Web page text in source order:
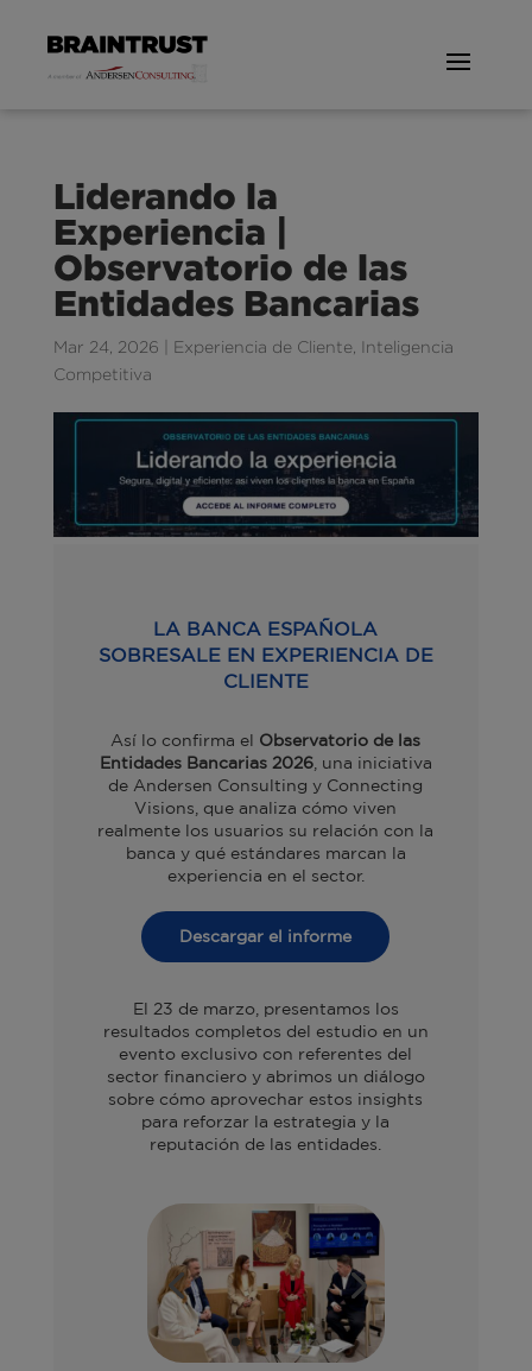
Liderando la
Experiencia |
Observatorio de las
Entidades Bancarias
Mar 24, 2026 Experiencia de Cliente, Inteligencia
Competitiva
LA BANCA ESPAÑOLA
SOBRESALE EN EXPERIENCIA DE
CLIENTE
Así lo confirma el Observatorio de las
Entidades Bancarias 2026, una iniciativa
de Andersen Consulting y Connecting
Visions, que analiza cómo viven
realmente los usuarios su relación con la
banca y qué estándares marcan la
experiencia en el sector.
Descargar el informe
El 23 de marzo, presentamos los
resultados completos del estudio en un
evento exclusivo con referentes del
sector financiero y abrimos un diálogo
sobre cómo aprovechar estos insights
para reforzar la estrategia y la
reputación de las entidades.